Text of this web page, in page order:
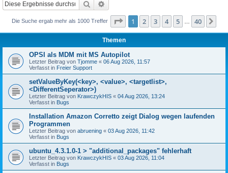
Suche
Die Suche ergab mehr als 1000 Treffer Seite 1von 40
1 2 3 4 5 40
Themen
OPSI als MDM mit MS Autopilot
Letzter Beitrag von Tjomme « 06 Aug 2026, 11:57
Verfasst in Freier Support
setValueByKey(<key>, <value>, <targetlist>,
<DifferentSeperator>)
Letzter Beitrag von KrawczykHIS « 04 Aug 2026, 13:24
Verfasst in Bugs
Installation Amazon Corretto zeigt Dialog wegen laufenden
Programmen
Letzter Beitrag von abruening « 03 Aug 2026, 11:42
Verfasst in Bugs
ubuntu_4.3.1.0-1 > "additional_packages" fehlerhaft
Letzter Beitrag von KrawczykHIS « 03 Aug 2026, 11:04
Verfasst in Bugs